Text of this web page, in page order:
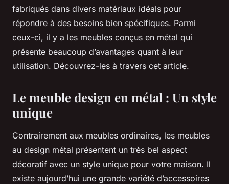
fabriqués dans divers matériaux idéals pour
répondre à des besoins bien spécifiques. Parmi
ceux-ci, il y a les meubles conçus en métal qui
présente beaucoup d’avantages quant à leur
utilisation. Découvrez-les à travers cet article.
Le meuble design en métal : Un style
unique
Contrairement aux meubles ordinaires, les meubles
au design métal présentent un très bel aspect
décoratif avec un style unique pour votre maison. Il
existe aujourd’hui une grande variété d’accessoires